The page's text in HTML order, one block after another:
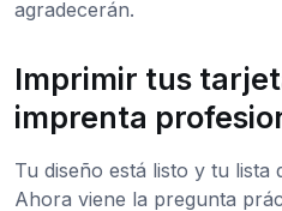
agradecerán.
Imprimir tus
imprenta
Tu diseño está listo y tu lista
Ahora viene la pregunta